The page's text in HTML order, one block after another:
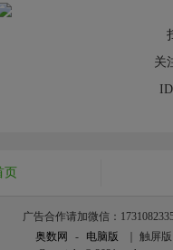
关
页
广告合作请加微信：
奥数网
- 电脑版
｜ 触屏版